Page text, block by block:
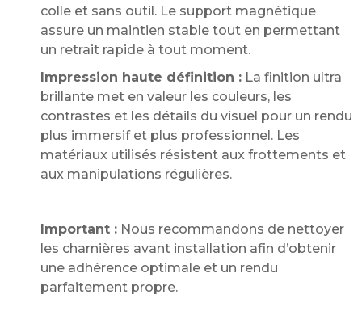
colle et sans outil. Le support magnétique
assure un maintien stable tout en permettant
un retrait rapide à tout moment.
Impression haute définition : La finition ultra
brillante met en valeur les couleurs, les
contrastes et les détails du visuel pour un rendu
plus immersif et plus professionnel. Les
matériaux utilisés résistent aux frottements et
aux manipulations régulières.
Important : Nous recommandons de nettoyer
les charnières avant installation afin d’obtenir
une adhérence optimale et un rendu
parfaitement propre.